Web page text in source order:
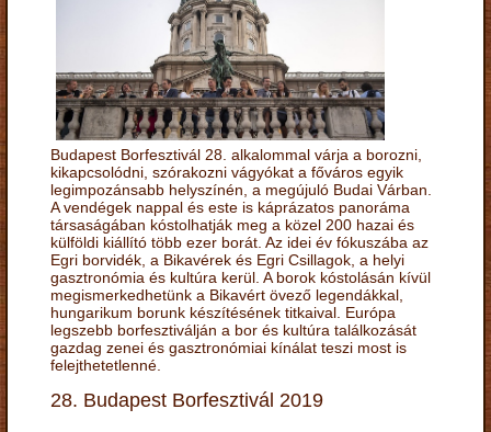
Budapest Borfesztivál 28. alkalommal várja a borozni,
kikapcsolódni, szórakozni vágyókat a főváros egyik
legimpozánsabb helyszínén, a megújuló Budai Várban.
A vendégek nappal és este is káprázatos panoráma
társaságában kóstolhatják meg a közel 200 hazai és
külföldi kiállító több ezer borát. Az idei év fókuszába az
Egri borvidék, a Bikavérek és Egri Csillagok, a helyi
gasztronómia és kultúra kerül. A borok kóstolásán kívül
megismerkedhetünk a Bikavért övező legendákkal,
hungarikum borunk készítésének titkaival. Európa
legszebb borfesztiválján a bor és kultúra találkozását
gazdag zenei és gasztronómiai kínálat teszi most is
felejthetetlenné.
28. Budapest Borfesztivál 2019